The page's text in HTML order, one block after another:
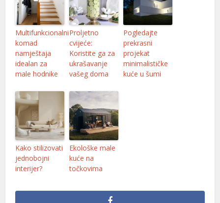
Multifunkcionalni
komad
namještaja
idealan za
male hodnike
Proljetno
cvijeće:
Koristite ga za
ukrašavanje
vašeg doma
Pogledajte
prekrasni
projekat
minimalističke
kuće u šumi
Kako stilizovati
jednobojni
interijer?
Ekološke male
kuće na
točkovima